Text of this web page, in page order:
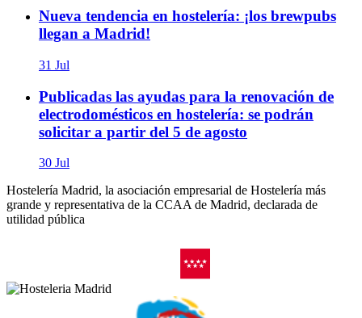
Nueva tendencia en hostelería: ¡los brewpubs
llegan a Madrid!
31 Jul
Publicadas las ayudas para la renovación de
electrodomésticos en hostelería: se podrán
solicitar a partir del 5 de agosto
30 Jul
Hostelería Madrid, la asociación empresarial de Hostelería más
grande y representativa de la CCAA de Madrid, declarada de
utilidad pública